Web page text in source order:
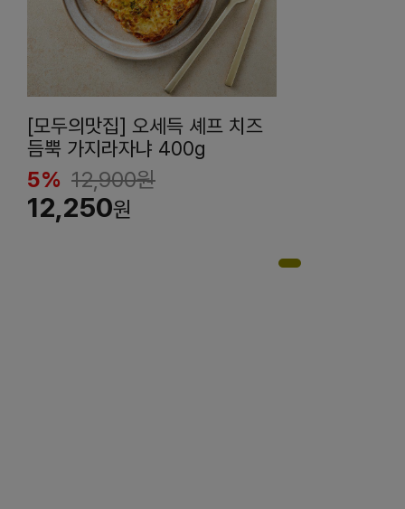
[모두의맛집] 오세득 셰프 치즈
듬뿍 가지라자냐 400g
5% 12,900원
12,250원